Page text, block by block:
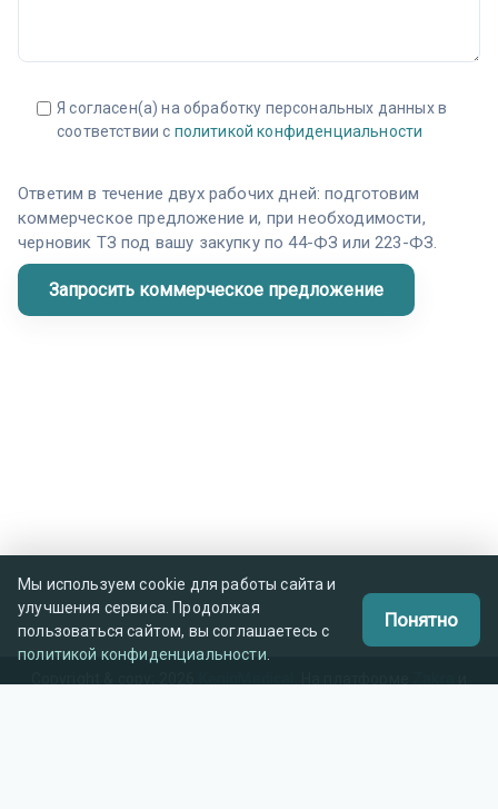
Я согласен(а) на обработку персональных данных в
соответствии с политикой конфиденциальности
Ответим в течение двух рабочих дней: подготовим
коммерческое предложение и, при необходимости,
черновик ТЗ под вашу закупку по 44-ФЗ или 223-ФЗ.
Мы используем cookie для работы сайта и
улучшения сервиса. Продолжая
пользоваться сайтом, вы соглашаетесь с
политикой конфиденциальности
Понятно